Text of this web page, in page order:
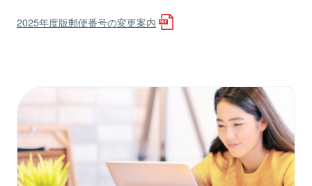
2025年度版郵便番号の変更案内